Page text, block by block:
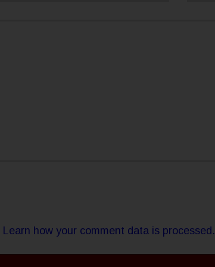
Learn how your comment data is processed.